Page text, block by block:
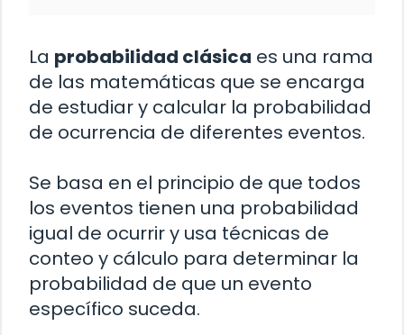
La probabilidad clásica es una rama
de las matemáticas que se encarga
de estudiar y calcular la probabilidad
de ocurrencia de diferentes eventos.
Se basa en el principio de que todos
los eventos tienen una probabilidad
igual de ocurrir y usa técnicas de
conteo y cálculo para determinar la
probabilidad de que un evento
específico suceda.